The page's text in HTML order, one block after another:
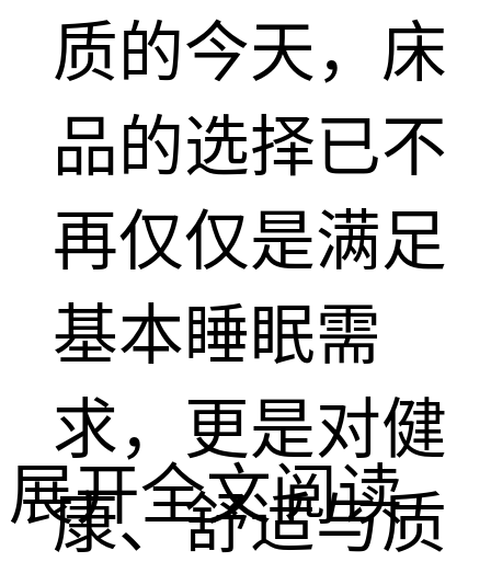
质的今天，床
品的选择已不
再仅仅是满足
基本睡眠需
求，更是对健
康、舒适与质
展开全文阅读